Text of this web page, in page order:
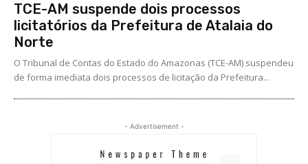
TCE-AM suspende dois processos
licitatórios da Prefeitura de Atalaia do
Norte
O Tribunal de Contas do Estado do Amazonas (TCE-AM) suspendeu
de forma imediata dois processos de licitação da Prefeitura...
- Advertisement -